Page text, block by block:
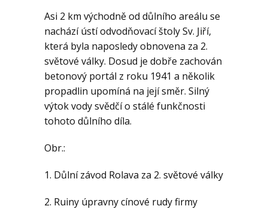
Asi 2 km východně od důlního areálu se
nachází ústí odvodňovací štoly Sv. Jiří,
která byla naposledy obnovena za 2.
světové války. Dosud je dobře zachován
betonový portál z roku 1941 a několik
propadlin upomíná na její směr. Silný
výtok vody svědčí o stálé funkčnosti
tohoto důlního díla.
Obr.:
1. Důlní závod Rolava za 2. světové války
2. Ruiny úpravny cínové rudy firmy